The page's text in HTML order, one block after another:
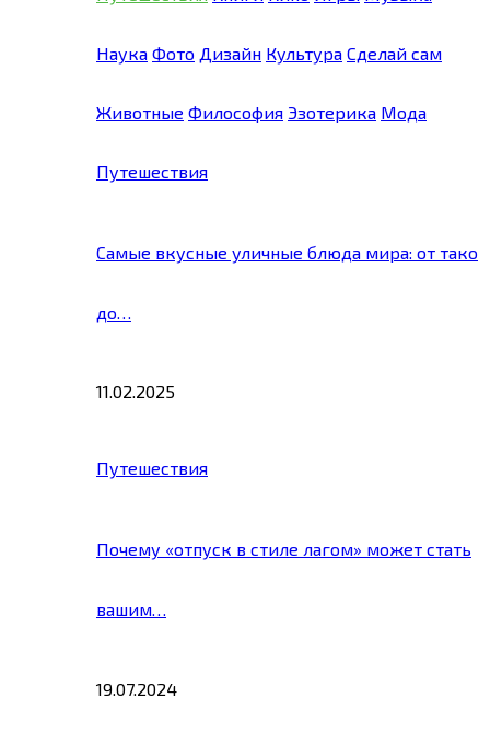
Наука Фото Дизайн Культура Сделай сам
Животные Философия Эзотерика Мода
Путешествия
Самые вкусные уличные блюда мира: от тако
до…
11.02.2025
Путешествия
Почему «отпуск в стиле лагом» может стать
вашим…
19.07.2024